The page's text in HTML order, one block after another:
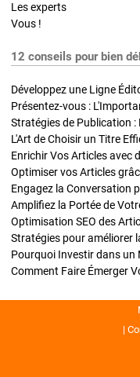
Les experts
Vous !
12 conseils pour bien
Développez une Ligne
Présentez-vous :
L'Art de Choisir un Titre
Optimiser vos Articles
Engagez la Conversation
Amplifiez la Portée de